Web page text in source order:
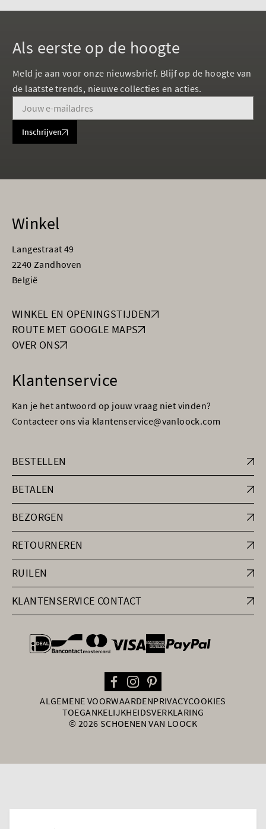
Als eerste op de hoogte
Meld je aan voor onze nieuwsbrief. Blijf op de hoogte van
de laatste trends, nieuwe collecties en acties.
Inschrijven
Winkel
Langestraat 49
2240 Zandhoven
België
WINKEL EN OPENINGSTIJDEN
ROUTE MET GOOGLE MAPS
OVER ONS
Klantenservice
Kan je het antwoord op jouw vraag niet vinden?
Contacteer ons via klantenservice@vanloock.com
BESTELLEN
BETALEN
BEZORGEN
RETOURNEREN
RUILEN
KLANTENSERVICE CONTACT
general.paymentOptions
ALGEMENE VOORWAARDENPRIVACYCOOKIES
TOEGANKELIJKHEIDSVERKLARING
© 2026 SCHOENEN VAN LOOCK